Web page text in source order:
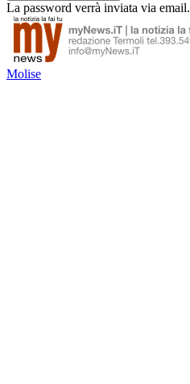
La password verrà inviata via email.
Molise